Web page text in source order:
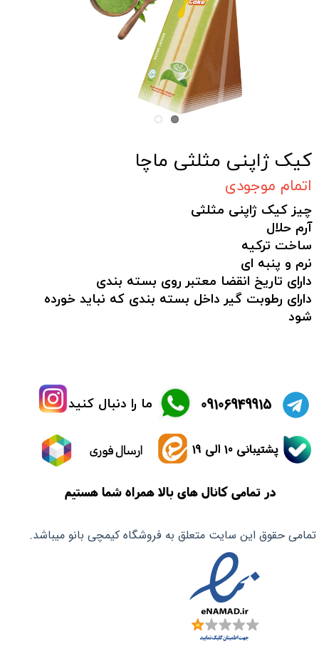
کیک ژاپنی مثلثی ماچا
اتمام موجودی
چیز کیک ژاپنی مثلثی
آرم حلال
ساخت ترکیه
نرم و پنبه ای
دارای تاریخ انقضا معتبر روی بسته بندی
دارای رطوبت گیر داخل بسته بندی که نباید خورده
شود
تمامی حقوق این سایت متعلق به فروشگاه کیمچی بانو میباشد.
ما را دنبال کنید ​09106949915
ارسال فوری پشتیبانی 10 الی 19
در تمامی کانال های بالا همراه شما هستیم